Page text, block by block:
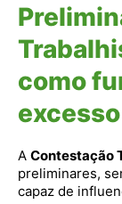
como
excesso
A Contestação
preliminares,
capaz de